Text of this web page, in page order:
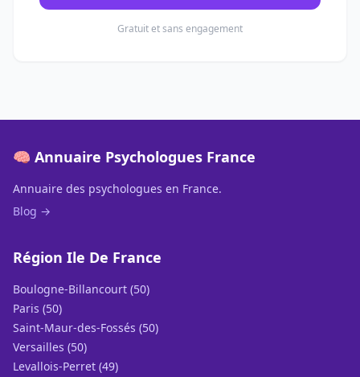
Gratuit et sans engagement
🧠 Annuaire Psychologues France
Annuaire des psychologues en France.
Blog →
Région Ile De France
Boulogne-Billancourt (50)
Paris (50)
Saint-Maur-des-Fossés (50)
Versailles (50)
Levallois-Perret (49)